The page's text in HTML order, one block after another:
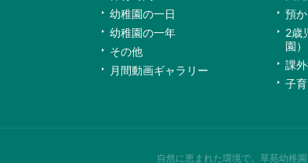
幼稚園の一日
幼稚園の一年
その他
月間動画ギャラリー
預
2歳
園）
課
子
自然に恵まれた環境で。 草苑幼稚